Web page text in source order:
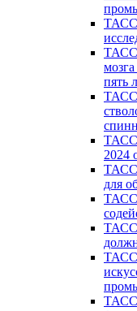
пять
2024
ТАСС:
для
ТАСС:
ТАСС: